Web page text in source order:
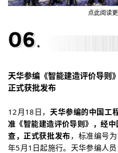
点此阅读
天华参编《智能建造评价导则》
正式获批发布
12月18日， 天华参编的中国工
准《智能建造评价导则》，经
查，正式获批发布，标准编号
年5月1日起施行。天华参编人